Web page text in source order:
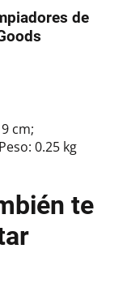
de
cm;
0.25 kg
te